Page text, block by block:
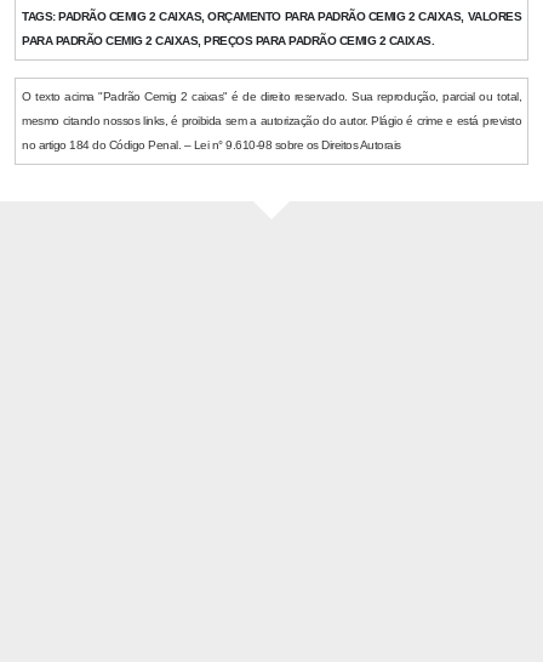
TAGS:PADRÃO CEMIG 2 CAIXAS, ORÇAMENTO PARA PADRÃO CEMIG 2 CAIXAS, VALORES
PARA PADRÃO CEMIG 2 CAIXAS, PREÇOS PARA PADRÃO CEMIG 2 CAIXAS.
O texto acima "Padrão Cemig 2 caixas" é de direito reservado. Sua reprodução, parcial ou total,
mesmo citando nossos links, é proibida sem a autorização do autor. Plágio é crime e está previsto
no artigo 184 do Código Penal. – Lei n° 9.610-98 sobre os Direitos Autorais